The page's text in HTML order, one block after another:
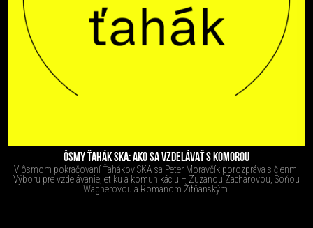
ÔSMY ŤAHÁK SKA: AKO SA VZDELÁVAŤ S KOMOROU
V ôsmom pokračovaní Ťahákov SKA sa Peter Moravčík porozpráva s členmi
Výboru pre vzdelávanie, etiku a komunikáciu – Zuzanou Zacharovou, Soňou
Wagnerovou a Romanom Žitňanským.